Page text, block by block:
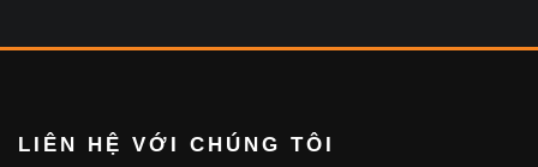
LIÊN HỆ VỚI CHÚNG TÔI